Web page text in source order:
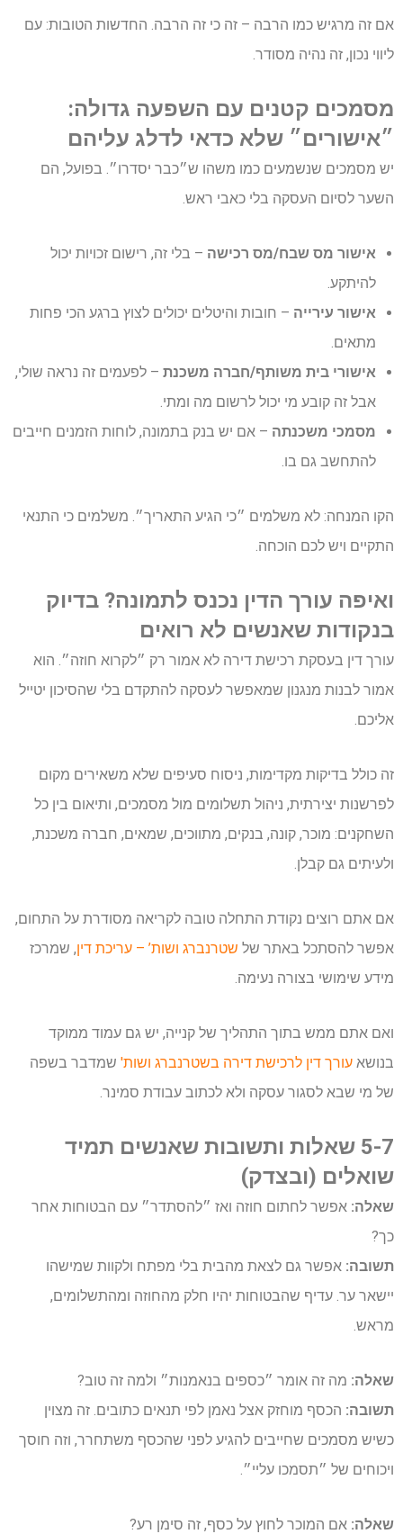
אם זה מרגיש כמו הרבה – זה כי זה הרבה. החדשות הטובות: עם
ליווי נכון, זה נהיה מסודר.
מסמכים קטנים עם השפעה גדולה:
״אישורים״ שלא כדאי לדלג עליהם
יש מסמכים שנשמעים כמו משהו ש״כבר יסדרו״. בפועל, הם
השער לסיום העסקה בלי כאבי ראש.
אישור מס שבח/מס רכישה – בלי זה, רישום זכויות יכול
להיתקע.
אישור עירייה – חובות והיטלים יכולים לצוץ ברגע הכי פחות
מתאים.
אישורי בית משותף/חברה משכנת – לפעמים זה נראה שולי,
אבל זה קובע מי יכול לרשום מה ומתי.
מסמכי משכנתה – אם יש בנק בתמונה, לוחות הזמנים חייבים
להתחשב גם בו.
הקו המנחה: לא משלמים ״כי הגיע התאריך״. משלמים כי התנאי
התקיים ויש לכם הוכחה.
ואיפה עורך הדין נכנס לתמונה? בדיוק
בנקודות שאנשים לא רואים
עורך דין בעסקת רכישת דירה לא אמור רק ״לקרוא חוזה״. הוא
אמור לבנות מנגנון שמאפשר לעסקה להתקדם בלי שהסיכון יטייל
אליכם.
זה כולל בדיקות מקדימות, ניסוח סעיפים שלא משאירים מקום
לפרשנות יצירתית, ניהול תשלומים מול מסמכים, ותיאום בין כל
השחקנים: מוכר, קונה, בנקים, מתווכים, שמאים, חברה משכנת,
ולעיתים גם קבלן.
אם אתם רוצים נקודת התחלה טובה לקריאה מסודרת על התחום,
אפשר להסתכל באתר של שטרנברג ושות’ – עריכת דין, שמרכז
מידע שימושי בצורה נעימה.
ואם אתם ממש בתוך התהליך של קנייה, יש גם עמוד ממוקד
בנושא עורך דין לרכישת דירה בשטרנברג ושות' שמדבר בשפה
של מי שבא לסגור עסקה ולא לכתוב עבודת סמינר.
5-7 שאלות ותשובות שאנשים תמיד
שואלים (ובצדק)
שאלה: אפשר לחתום חוזה ואז ״להסתדר״ עם הבטוחות אחר
כך?
תשובה: אפשר גם לצאת מהבית בלי מפתח ולקוות שמישהו
יישאר ער. עדיף שהבטוחות יהיו חלק מהחוזה ומהתשלומים,
מראש.
שאלה: מה זה אומר ״כספים בנאמנות״ ולמה זה טוב?
תשובה: הכסף מוחזק אצל נאמן לפי תנאים כתובים. זה מצוין
כשיש מסמכים שחייבים להגיע לפני שהכסף משתחרר, וזה חוסך
ויכוחים של ״תסמכו עליי״.
שאלה: אם המוכר לחוץ על כסף, זה סימן רע?